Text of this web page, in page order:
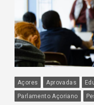
Açores Aprovadas
Parlamento Açoriano